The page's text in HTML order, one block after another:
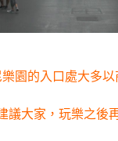
園的入口處大多以
議大家，玩樂之後